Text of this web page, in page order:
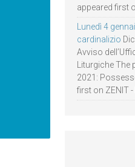
appeared first
Lunedì 4
cardinalizio
Avviso
Liturgiche
2021:
first on ZENIT -